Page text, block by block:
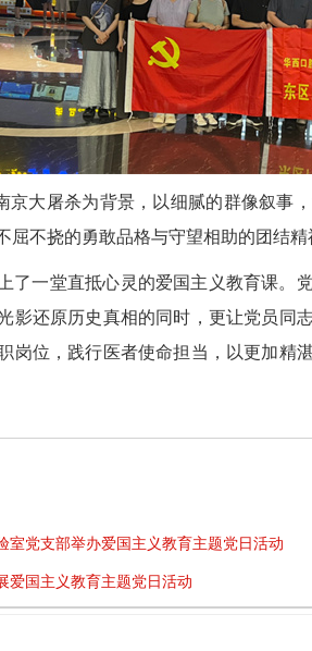
京大屠杀为背景，以细腻的群像叙事
不挠的勇敢品格与守望相助的团结精
了一堂直抵心灵的爱国主义教育课。
影还原历史真相的同时，更让党员同
岗位，践行医者使命担当，以更加精
室党支部举办爱国主义教育主题党日活动
爱国主义教育主题党日活动